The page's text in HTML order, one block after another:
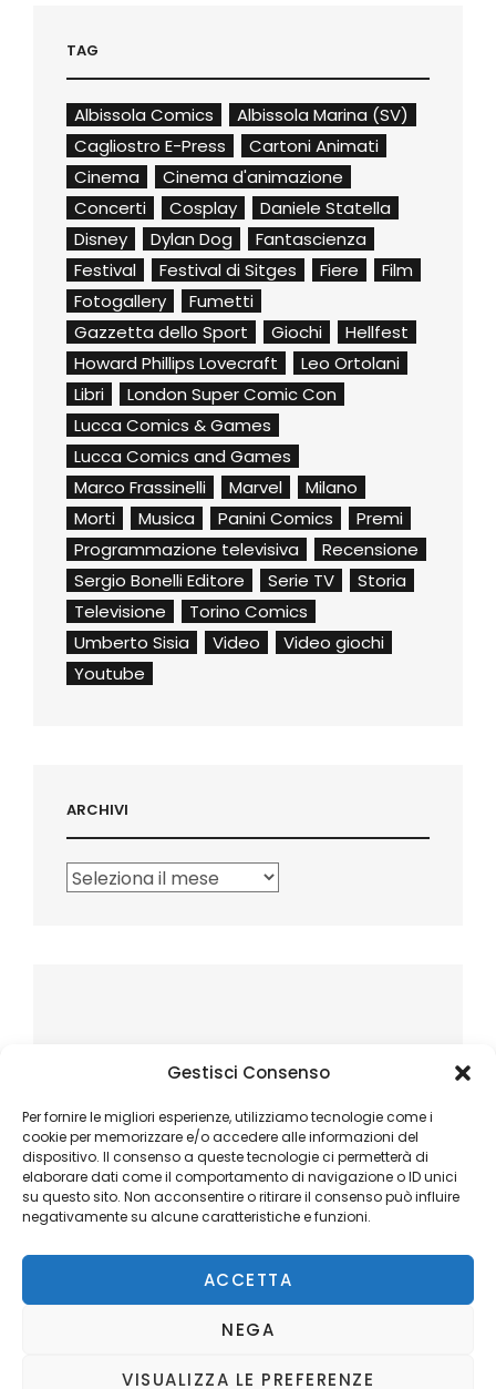
Gestisci Consenso
Per fornire le migliori esperienze, utilizziamo tecnologie come i
cookie per memorizzare e/o accedere alle informazioni del
dispositivo. Il consenso a queste tecnologie ci permetterà di
elaborare dati come il comportamento di navigazione o ID unici
su questo sito. Non acconsentire o ritirare il consenso può influire
negativamente su alcune caratteristiche e funzioni.
ACCETTA
NEGA
VISUALIZZA LE PREFERENZE
TAG
Albissola Comics
Albissola Marina (SV)
Cagliostro E-Press
Cartoni Animati
Cinema
Cinema d'animazione
Concerti
Cosplay
Daniele Statella
Disney
Dylan Dog
Fantascienza
Festival
Festival di Sitges Fiere
Film
Fotogallery
Fumetti
Gazzetta dello Sport
Giochi
Hellfest
Howard Phillips Lovecraft
Leo Ortolani
Libri
London Super Comic Con
Lucca Comics & Games
Lucca Comics and Games
Marco Frassinelli
Marvel
Milano
Morti
Musica Panini Comics
Premi
Programmazione televisiva
Recensione
Sergio Bonelli Editore
Serie TV
Storia
Televisione
Torino Comics
Umberto Sisia
Video
Video giochi
Youtube
ARCHIVI
Archivi